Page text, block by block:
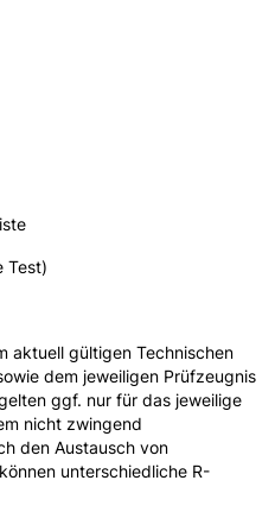
Test)
aktuell gültigen Technischen
dem jeweiligen Prüfzeugnis
ggf. nur für das jeweilige
nicht zwingend
den Austausch von
unterschiedliche R-